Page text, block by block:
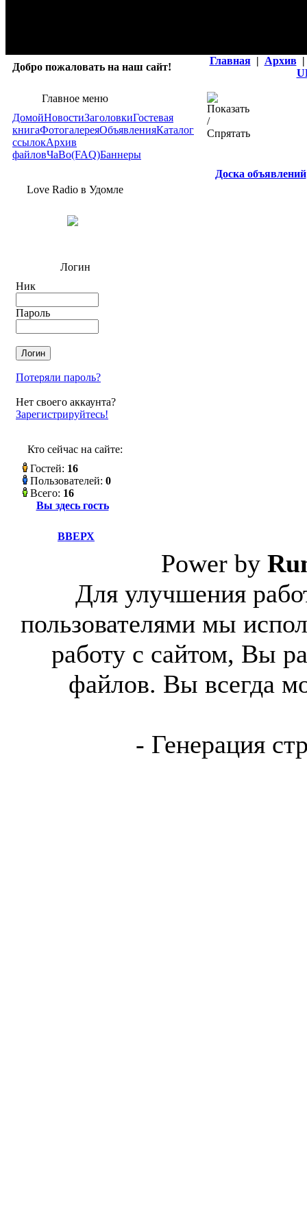
Добро пожаловать на наш сайт!
Главная | Архив |
Главное меню
ДомойНовостиЗаголовкиГостевая
книгаФотогалереяОбъявленияКаталог
ссылокАрхив
файловЧаВо(FAQ)Баннеры
Love Radio в Удомле
Логин
Ник
Пароль
Потеряли пароль?
Нет своего аккаунта?
Зарегистрируйтесь!
Кто сейчас на сайте:
Гостей: 16
Пользователей: 0
Всего: 16
Вы здесь гость
Доска объявлений
ВВЕРХ
Power by
Для улучшения
пользователями мы
работу с сайтом, Вы
файлов. Вы всегда
- Генерация